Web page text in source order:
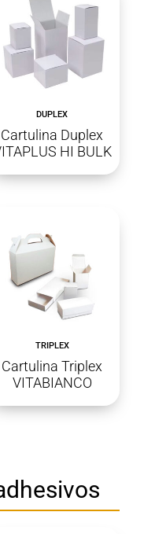
DUPLEX
Cartulina Duplex
HI BULK
TRIPLEX
Cartulina Triplex
VITABIANCO